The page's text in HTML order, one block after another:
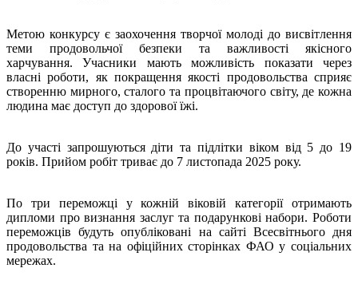
Метою конкурсу є заохочення творчої молоді до висвітлення
теми продовольчої безпеки та важливості якісного
харчування. Учасники мають можливість показати через
власні роботи, як покращення якості продовольства сприяє
створенню мирного, сталого та процвітаючого світу, де кожна
людина має доступ до здорової їжі.
До участі запрошуються діти та підлітки віком від 5 до 19
років. Прийом робіт триває до 7 листопада 2025 року.
По три переможці у кожній віковій категорії отримають
дипломи про визнання заслуг та подарункові набори. Роботи
переможців будуть опубліковані на сайті Всесвітнього дня
продовольства та на офіційних сторінках ФАО у соціальних
мережах.